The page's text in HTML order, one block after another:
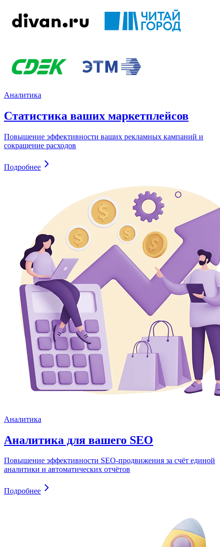
Аналитика
Статистика ваших маркетплейсов
Повышение эффективности ваших рекламных кампаний и
сокращение расходов
Подробнее
Аналитика
Аналитика для вашего SEO
Повышение эффективности SEO-продвижения за счёт единой
аналитики и автоматических отчётов
Подробнее